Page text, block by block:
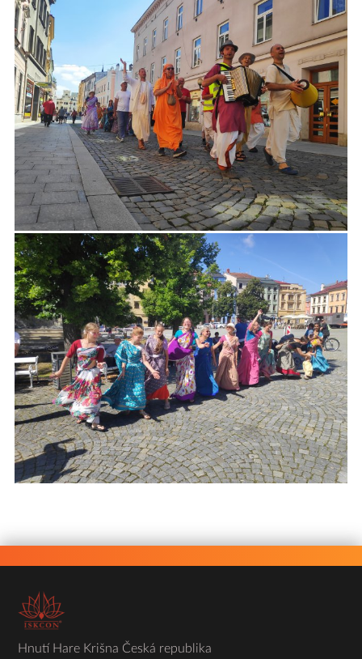
Hnutí Hare Krišna Česká republika